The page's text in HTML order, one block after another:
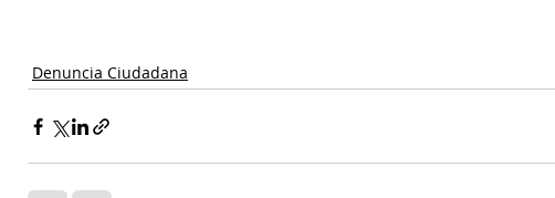
Denuncia Ciudadana